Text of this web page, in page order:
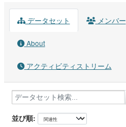
データセット メンバー
About
アクティビティストリーム
並び順